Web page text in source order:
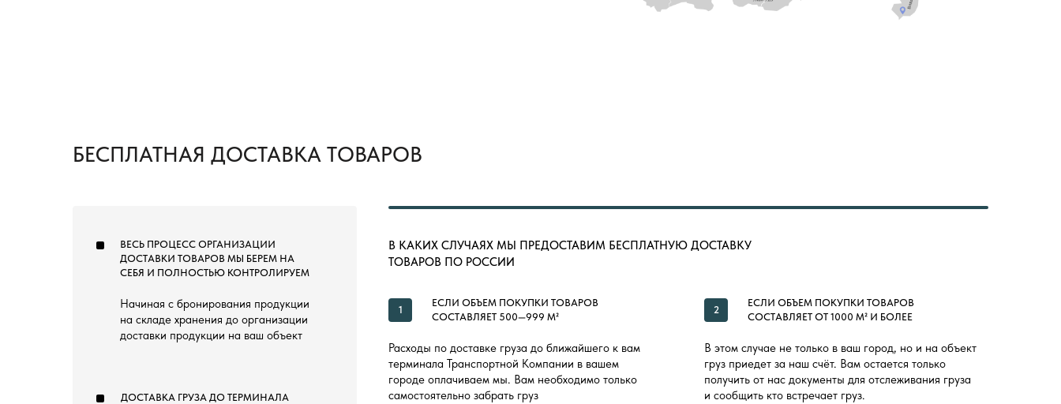
БЕСПЛАТНАЯ ДОСТАВКА ТОВАРОВ
ВЕСЬ ПРОЦЕСС ОРГАНИЗАЦИИ
ДОСТАВКИ ТОВАРОВ МЫ БЕРЕМ НА
СЕБЯ И ПОЛНОСТЬЮ КОНТРОЛИРУЕМ
Начиная с бронирования продукции
на складе хранения до организации
доставки продукции на ваш объект
В этом случае не только в ваш город, но и на объект
груз приедет за наш счёт. Вам остается только
получить от нас документы для отслеживания груза
и сообщить кто встречает груз.
Расходы по доставке груза до ближайшего к вам
терминала Транспортной Компании в вашем
городе оплачиваем мы. Вам необходимо только
самостоятельно забрать груз
ДОСТАВКА ГРУЗА ДО ТЕРМИНАЛА
1 2
В КАКИХ СЛУЧАЯХ МЫ ПРЕДОСТАВИМ БЕСПЛАТНУЮ ДОСТАВКУ
ТОВАРОВ ПО РОССИИ
ЕСЛИ ОБЪЕМ ПОКУПКИ ТОВАРОВ
СОСТАВЛЯЕТ 500—999 М²
ЕСЛИ ОБЪЕМ ПОКУПКИ ТОВАРОВ
СОСТАВЛЯЕТ ОТ 1000 М² И БОЛЕЕ